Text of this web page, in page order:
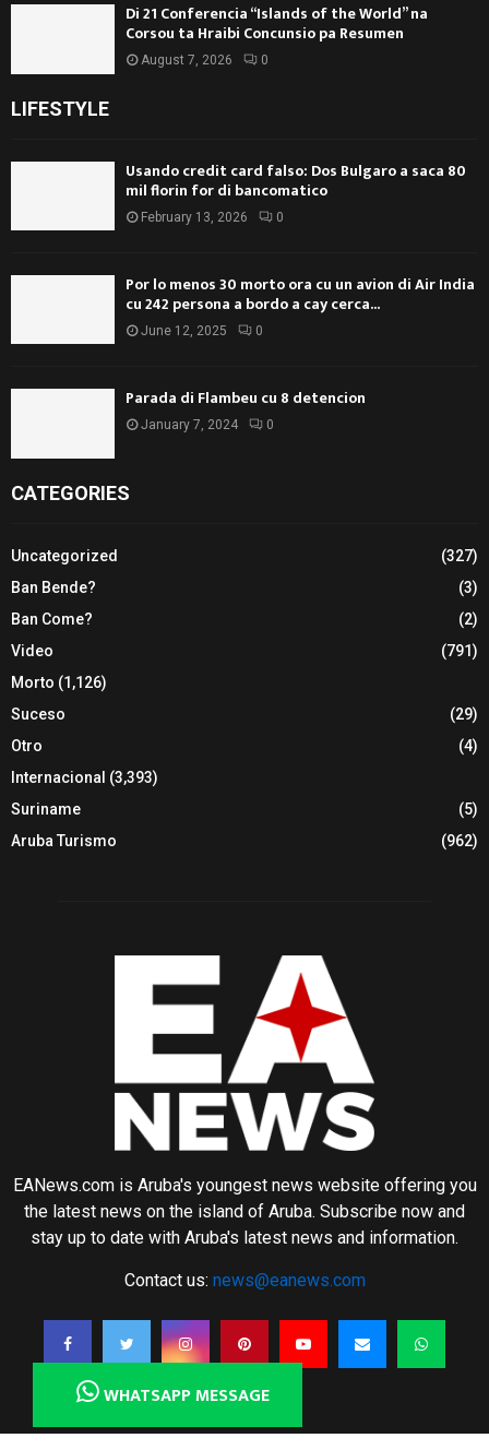
Di 21 Conferencia “Islands of the World” na
Corsou ta Hraibi Concunsio pa Resumen
August 7, 2026 0
LIFESTYLE
Usando credit card falso: Dos Bulgaro a saca 80
mil florin for di bancomatico
February 13, 2026 0
Por lo menos 30 morto ora cu un avion di Air India
cu 242 persona a bordo a cay cerca...
June 12, 2025 0
Parada di Flambeu cu 8 detencion
January 7, 2024 0
CATEGORIES
Uncategorized
(327)
Ban Bende?
(3)
Ban Come?
(2)
Video
(791)
Morto (1,126)
Suceso
(29)
Otro
(4)
Internacional (3,393)
Suriname
(5)
Aruba Turismo
(962)
EANews.com is Aruba's youngest news website offering you
the latest news on the island of Aruba. Subscribe now and
stay up to date with Aruba's latest news and information.
Contact us: news@eanews.com
WHATSAPP MESSAGE